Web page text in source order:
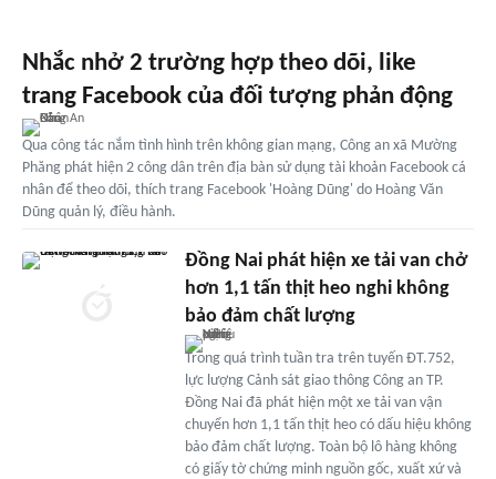
Nhắc nhở 2 trường hợp theo dõi, like
trang Facebook của đối tượng phản động
Qua công tác nắm tình hình trên không gian mạng, Công an xã Mường
Phăng phát hiện 2 công dân trên địa bàn sử dụng tài khoản Facebook cá
nhân để theo dõi, thích trang Facebook 'Hoàng Dũng' do Hoàng Văn
Dũng quản lý, điều hành.
Đồng Nai phát hiện xe tải van chở
hơn 1,1 tấn thịt heo nghi không
bảo đảm chất lượng
Trong quá trình tuần tra trên tuyến ĐT.752,
lực lượng Cảnh sát giao thông Công an TP.
Đồng Nai đã phát hiện một xe tải van vận
chuyển hơn 1,1 tấn thịt heo có dấu hiệu không
bảo đảm chất lượng. Toàn bộ lô hàng không
có giấy tờ chứng minh nguồn gốc, xuất xứ và